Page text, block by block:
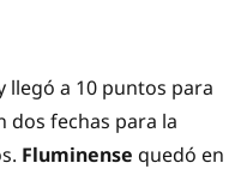
llegó a 10 puntos para
dos fechas para la
Fluminense quedó en